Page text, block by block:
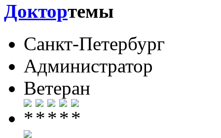
Доктор
Санкт-Петербург
Администратор
Ветеран